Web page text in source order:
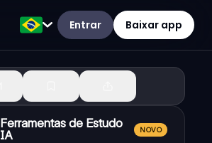
Entrar Baixar app
Ferramentas de Estudo
IA
NOVO